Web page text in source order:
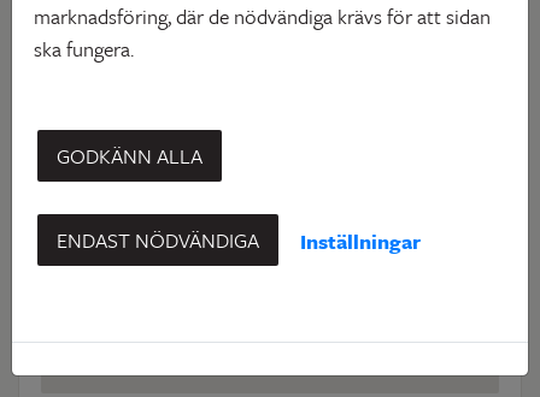
Starta Mobilt BankID
Mobilt BankId på annan enhet
marknadsföring, där de nödvändiga krävs för att sidan
ska fungera.
GODKÄNN ALLA
ENDAST NÖDVÄNDIGA Inställningar